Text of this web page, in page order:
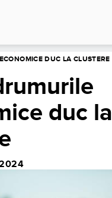
DUC LA CLUSTERE
duc la